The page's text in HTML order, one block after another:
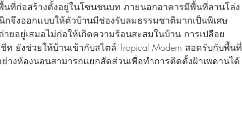
นที่ก่อสร้างตั้งอยู่ในโซนชนบท ภายนอกอาคารมีพื้นที่ลานโล่ง
จึงออกแบบให้ตัวบ้านมีช่องรับลมธรรมชาติมากเป็นพิเศษ
ยอยู่เสมอไม่ก่อให้เกิดความร้อนสะสมในบ้าน การเปลือย
ยังช่วยให้บ้านเข้ากับสไตล์ Tropical Modern สอดรับกับพื้นที่
งห้องนอนสามารถแยกสัดส่วนเพื่อทำการติดตั้งฝ้าเพดานได้